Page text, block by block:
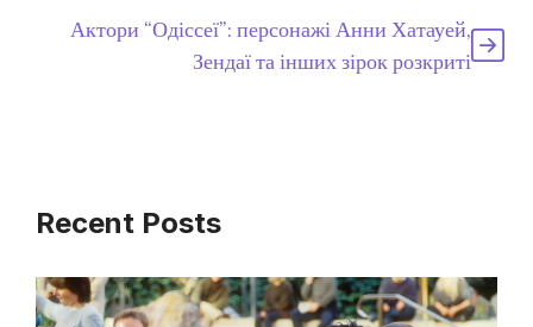
Актори “Одіссеї”: персонажі Анни Хатауей,
Зендаї та інших зірок розкриті
Recent Posts